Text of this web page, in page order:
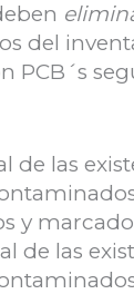
del
PCB´s
de las
y
de las